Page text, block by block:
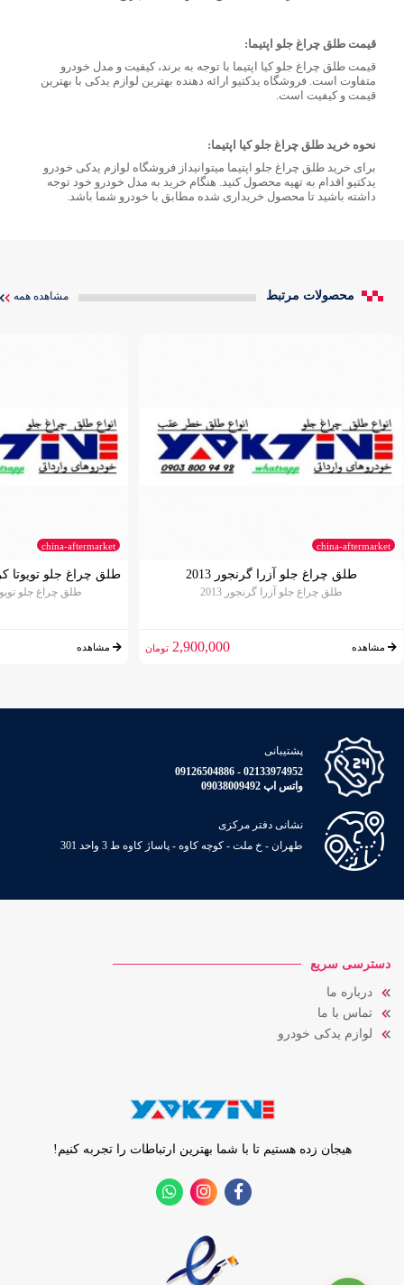
قیمت طلق چراغ جلو اپتیما:
قیمت طلق چراغ جلو کیا اپتیما با توجه به برند، کیفیت و مدل خودرو
متفاوت است. فروشگاه یدکتیو ارائه دهنده بهترین لوازم یدکی با بهترین
قیمت و کیفیت است.
نحوه خرید طلق چراغ جلو کیا اپتیما:
برای خرید طلق چراغ جلو اپتیما میتوانیداز فروشگاه لوازم یدکی خودرو
یدکتیو اقدام به تهیه محصول کنید. هنگام خرید به مدل خودرو خود توجه
داشته باشید تا محصول خریداری شده مطابق با خودرو شما باشد.
محصولات مرتبط مشاهده همه
china-aftermarket
طلق چراغ جلو آزرا گرنجور 2013
طلق چراغ جلو آزرا گرنجور 2013
مشاهده 2,900,000 تومان
china-aftermarket
طلق چراغ جلو تویوتا کرولا 2014-2016
طلق چراغ جلو تویوتا
مشاهده
پشتیبانی
02133974952 - 09126504886
واتس اپ 09038009492
نشانی دفتر مرکزی
طهران - خ ملت - کوچه کاوه - پاساژ کاوه ط 3 واحد 301
دسترسی سریع
درباره ما
تماس با ما
لوازم یدکی خودرو
هیجان زده هستیم تا با شما بهترین ارتباطات را تجربه کنیم!